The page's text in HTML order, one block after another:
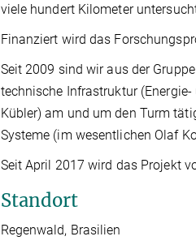
viele hundert Kilometer
Finanziert wird das
Seit 2009 sind wir aus der
technische Infrastruktur
Kübler) am und um den Turm
Systeme (im wesentlichen Olaf
Seit April 2017 wird das Projekt
Standort
Regenwald, Brasilien